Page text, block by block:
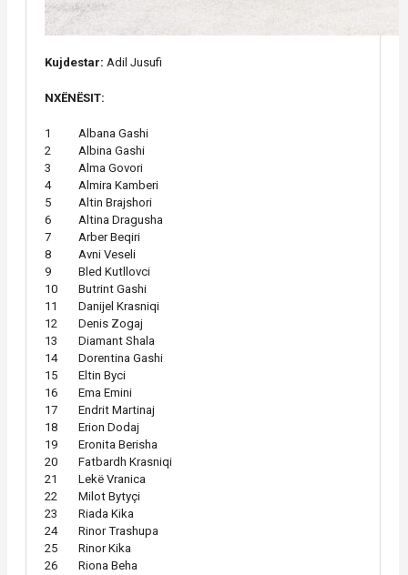
Kujdestar: Adil Jusufi
NXËNËSIT:
1
Albana Gashi
2
Albina Gashi
3
Alma Govori
4
Almira Kamberi
5
Altin Brajshori
6
Altina Dragusha
7
Arber Beqiri
8
Avni Veseli
9
Bled Kutllovci
10
Butrint Gashi
11
Danijel Krasniqi
12
Denis Zogaj
13
Diamant Shala
14
Dorentina Gashi
15
Eltin Byci
16
Ema Emini
17
Endrit Martinaj
18
Erion Dodaj
19
Eronita Berisha
20
Fatbardh Krasniqi
21
Lekë Vranica
22
Milot Bytyçi
23
Riada Kika
24
Rinor Trashupa
25
Rinor Kika
26
Riona Beha